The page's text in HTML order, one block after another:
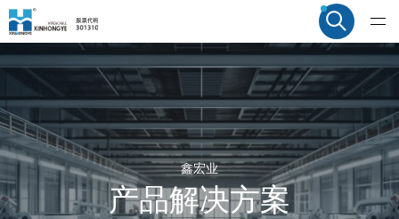
鑫宏业
产品解决方案